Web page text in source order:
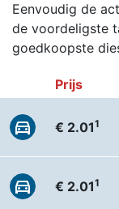
Eenvoudig de
de voordeligste
goedkoopste
Prijs
€ 2.011
€ 2.011